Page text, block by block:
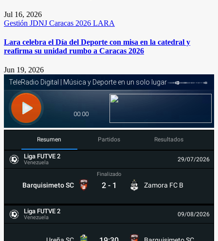
Jul 16, 2026
Gestión JDNJ Caracas 2026 LARA
Lara celebra el Día del Deporte con misa en la catedral y
reafirma su unidad rumbo a Caracas 2026
Jun 19, 2026
Resumen Partidos Resultados
Liga FUTVE 2
Venezuela 29/07/2026
Barquisimeto SC
Finalizado
2 - 1 Zamora FC B
Liga FUTVE 2
Venezuela 09/08/2026